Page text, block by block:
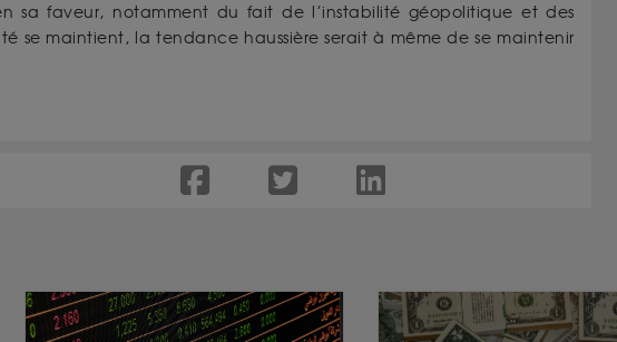
sa faveur, notamment du fait de l’instabilité géopolitique et des
se maintient, la tendance haussière serait à même de se maintenir